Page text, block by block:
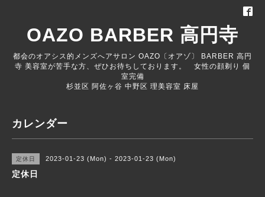
OAZO BARBER 高円寺
都会のオアシス的メンズへアサロン OAZO〔オアゾ〕 BARBER 高円
寺 美容室が苦手な方、ぜひお待ちしております。 女性の顔剃り 個
室完備
杉並区 阿佐ヶ谷 中野区 理美容室 床屋
カレンダー
定休日 2023-01-23 (Mon) - 2023-01-23 (Mon)
定休日